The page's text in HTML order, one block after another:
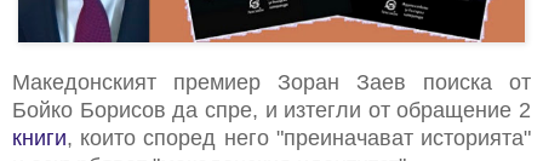
Македонският премиер Зоран Заев поиска от
Бойко Борисов да спре, и изтегли от обращение 2
книги, които според него "преиначават историята"